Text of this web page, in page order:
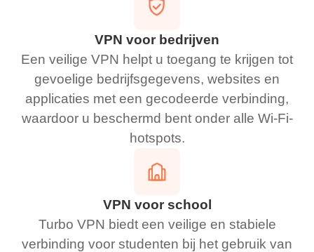
VPN voor bedrijven
Een veilige VPN helpt u toegang te krijgen tot
gevoelige bedrijfsgegevens, websites en
applicaties met een gecodeerde verbinding,
waardoor u beschermd bent onder alle Wi-Fi-
hotspots.
VPN voor school
Turbo VPN biedt een veilige en stabiele
verbinding voor studenten bij het gebruik van